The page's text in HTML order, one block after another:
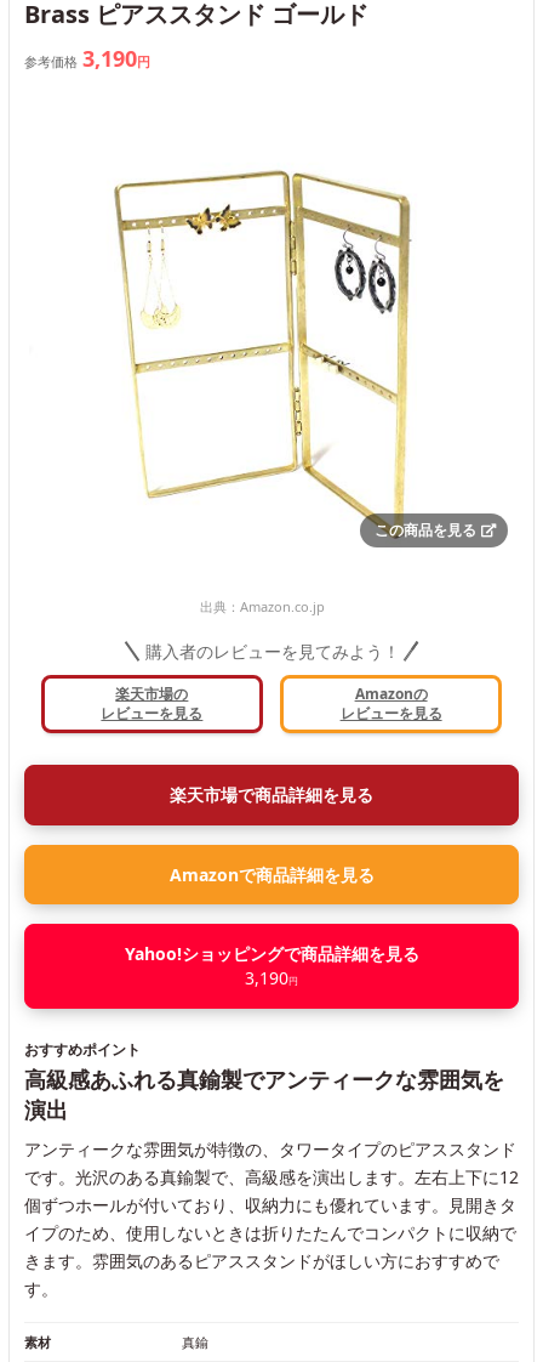
Brass ピアススタンド ゴールド
参考価格 3,190円
この商品を見る
出典： Amazon.co.jp
購入者のレビューを見てみよう！
楽天市場の
レビューを見る
Amazonの
レビューを見る
楽天市場で商品詳細を見る
Amazonで商品詳細を見る
Yahoo!ショッピングで商品詳細を見る
3,190円
おすすめポイント
高級感あふれる真鍮製でアンティークな雰囲気を
演出
アンティークな雰囲気が特徴の、タワータイプのピアススタンド
です。光沢のある真鍮製で、高級感を演出します。左右上下に12
個ずつホールが付いており、収納力にも優れています。見開きタ
イプのため、使用しないときは折りたたんでコンパクトに収納で
きます。雰囲気のあるピアススタンドがほしい方におすすめで
す。
素材 真鍮